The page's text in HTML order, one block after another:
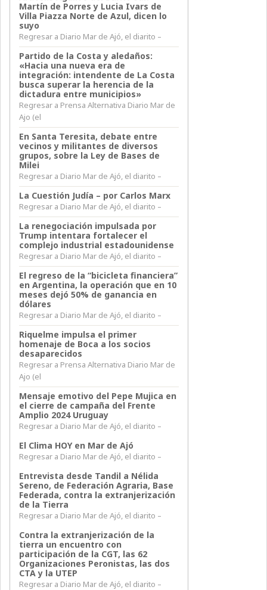
Martín de Porres y Lucia Ivars de
Villa Piazza Norte de Azul, dicen lo
suyo
Regresar a Diario Mar de Ajó, el diarito –
Partido de la Costa y aledaños:
«Hacia una nueva era de
integración: intendente de La Costa
busca superar la herencia de la
dictadura entre municipios»
Regresar a Prensa Alternativa Diario Mar de
Ajo (el
En Santa Teresita, debate entre
vecinos y militantes de diversos
grupos, sobre la Ley de Bases de
Milei
Regresar a Diario Mar de Ajó, el diarito –
La Cuestión Judía – por Carlos Marx
Regresar a Diario Mar de Ajó, el diarito –
La renegociación impulsada por
Trump intentara fortalecer el
complejo industrial estadounidense
Regresar a Diario Mar de Ajó, el diarito –
El regreso de la “bicicleta financiera”
en Argentina, la operación que en 10
meses dejó 50% de ganancia en
dólares
Regresar a Diario Mar de Ajó, el diarito –
Riquelme impulsa el primer
homenaje de Boca a los socios
desaparecidos
Regresar a Prensa Alternativa Diario Mar de
Ajo (el
Mensaje emotivo del Pepe Mujica en
el cierre de campaña del Frente
Amplio 2024 Uruguay
Regresar a Diario Mar de Ajó, el diarito –
El Clima HOY en Mar de Ajó
Regresar a Diario Mar de Ajó, el diarito –
Entrevista desde Tandil a Nélida
Sereno, de Federación Agraria, Base
Federada, contra la extranjerización
de la Tierra
Regresar a Diario Mar de Ajó, el diarito –
Contra la extranjerización de la
tierra un encuentro con
participación de la CGT, las 62
Organizaciones Peronistas, las dos
CTA y la UTEP
Regresar a Diario Mar de Ajó, el diarito –